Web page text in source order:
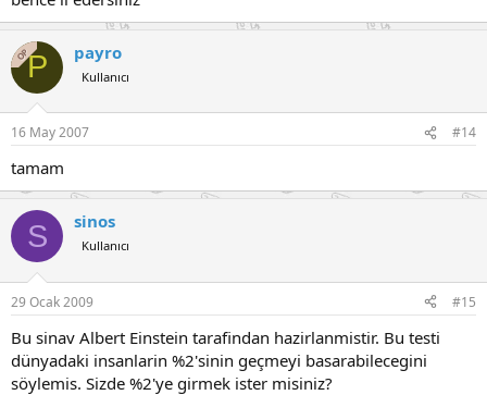
OPP payro
Kullanıcı
16 May 2007 #14
tamam
S sinos
Kullanıcı
29 Ocak 2009 #15
Bu sinav Albert Einstein tarafindan hazirlanmistir. Bu testi
dünyadaki insanlarin %2'sinin geçmeyi basarabilecegini
söylemis. Sizde %2'ye girmek ister misiniz?